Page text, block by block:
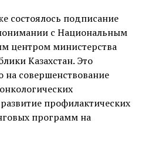
состоялось подписание
с Национальным
центром министерства
Казахстан. Это
на совершенствование
профилактических
программ на